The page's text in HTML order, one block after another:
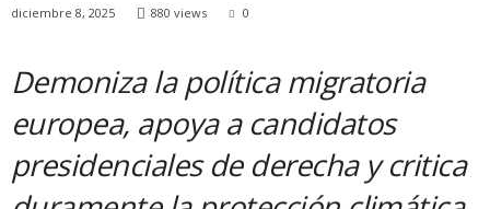
diciembre 8, 2025 880 views 0
Demoniza la política migratoria
europea, apoya a candidatos
presidenciales de derecha y critica